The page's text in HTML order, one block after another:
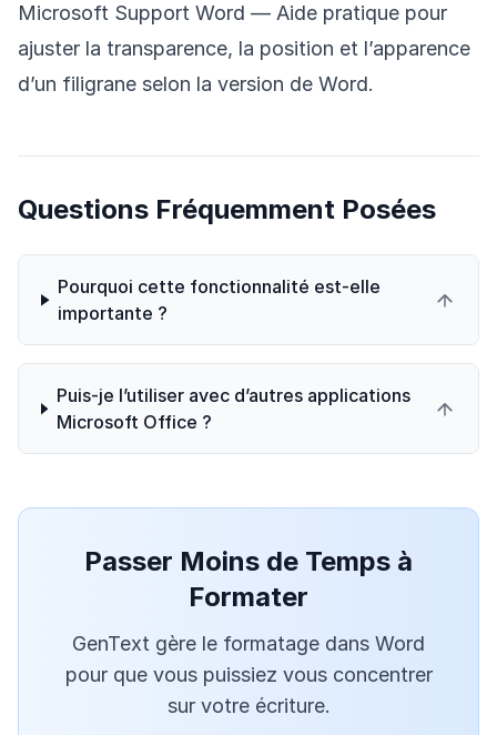
Microsoft Support Word — Aide pratique pour
ajuster la transparence, la position et l’apparence
d’un filigrane selon la version de Word.
Questions Fréquemment Posées
Pourquoi cette fonctionnalité est-elle
importante ?
Puis-je l’utiliser avec d’autres applications
Microsoft Office ?
Passer Moins de Temps à
Formater
GenText gère le formatage dans Word
pour que vous puissiez vous concentrer
sur votre écriture.